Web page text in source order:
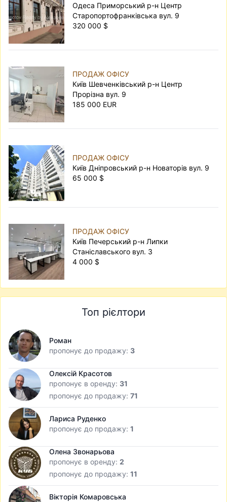
Одеса Приморський р-н Центр
Старопортофранківська вул. 9
320 000 $
ПРОДАЖ ОФІСУ
Київ Шевченківський р-н Центр
Прорізна вул. 9
185 000 EUR
ПРОДАЖ ОФІСУ
Київ Дніпровський р-н Новаторів вул. 9
65 000 $
ПРОДАЖ ОФІСУ
Київ Печерський р-н Липки
Станіславського вул. 3
4 000 $
Топ рієлтори
Роман
пропонує до продажу: 3
Олексій Красотов
пропонує в оренду: 31
пропонує до продажу: 71
Лариса Руденко
пропонує до продажу: 1
Олена Звонарьова
пропонує в оренду: 2
пропонує до продажу: 11
Вікторія Комаровська